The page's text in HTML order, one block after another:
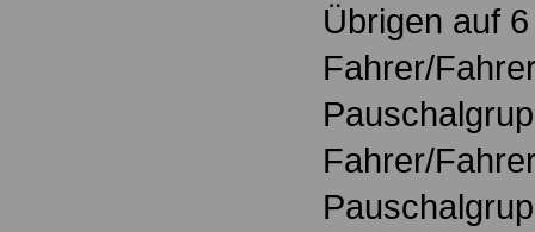
Übrigen auf
Fahrer/
Fahrer/